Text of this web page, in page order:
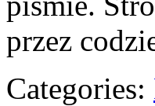
przez
Categories: